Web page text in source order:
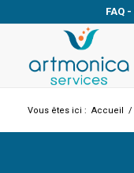
FAQ -
Vous êtes ici : Accueil /